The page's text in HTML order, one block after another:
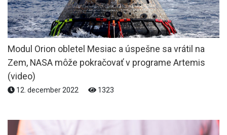
Modul Orion obletel Mesiac a úspešne sa vrátil na
Zem, NASA môže pokračovať v programe Artemis
(video)
12. december 2022 1323